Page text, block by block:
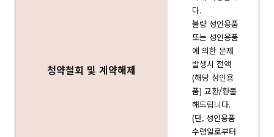
청약철회 및 계약해제
다.
불량 성인용품
또는 성인용품
에 의한 문제
발생시 전액
(해당 성인용
품) 교환/환불
해드립니다.
(단, 성인용품
수령일로부터